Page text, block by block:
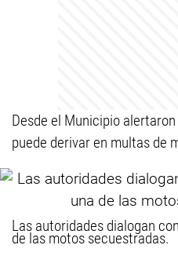
Desde el Municipio
puede derivar en multas de
Las autoridades dialogan
de las motos secuestradas.